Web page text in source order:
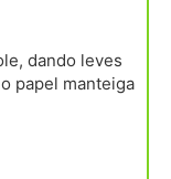
dando leves
papel manteiga